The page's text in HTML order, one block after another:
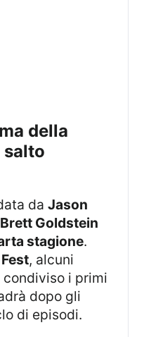
salto
daJason
Brett Goldstein
stagione.
, alcuni
i primi
dopo gli
di episodi.